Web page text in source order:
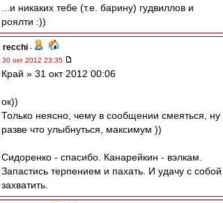
...и никаких тебе (т.е. барину) гудвиллов и
роялти :))
recchi -
30 окт 2012 23:35
Край » 31 окт 2012 00:06
ок))
Только неясно, чему в сообщении смеяться, ну
разве что улыбнуться, максимум ))
Сидоренко - спасибо. Канарейкин - вэлкам.
Запастись терпением и пахать. И удачу с собой
захватить.